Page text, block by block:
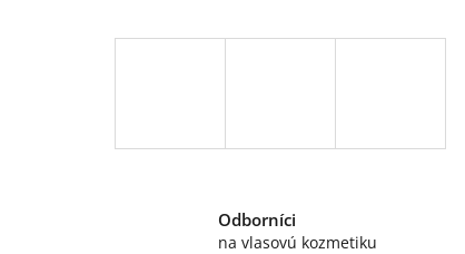
Odborníci
na vlasovú kozmetiku